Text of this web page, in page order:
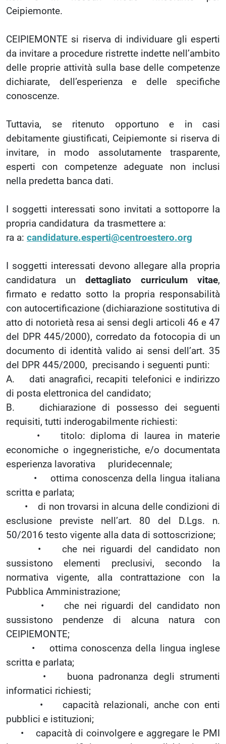
Ceipiemonte.
CEIPIEMONTE si riserva di individuare gli esperti
da invitare a procedure ristrette indette nell’ambito
delle proprie attività sulla base delle competenze
dichiarate, dell’esperienza e delle specifiche
conoscenze.
Tuttavia, se ritenuto opportuno e in casi
debitamente giustificati, Ceipiemonte si riserva di
invitare, in modo assolutamente trasparente,
esperti con competenze adeguate non inclusi
nella predetta banca dati.
I soggetti interessati sono invitati a sottoporre la
propria candidatura da trasmettere a:
ra a: candidature.esperti@centroestero.org
I soggetti interessati devono allegare alla propria
candidatura un dettagliato curriculum vitae,
firmato e redatto sotto la propria responsabilità
con autocertificazione (dichiarazione sostitutiva di
atto di notorietà resa ai sensi degli articoli 46 e 47
del DPR 445/2000), corredato da fotocopia di un
documento di identità valido ai sensi dell’art. 35
del DPR 445/2000, precisando i seguenti punti:
A. dati anagrafici, recapiti telefonici e indirizzo
di posta elettronica del candidato;
B. dichiarazione di possesso dei seguenti
requisiti, tutti inderogabilmente richiesti:
• titolo: diploma di laurea in materie
economiche o ingegneristiche, e/o documentata
esperienza lavorativa pluridecennale;
• ottima conoscenza della lingua italiana
scritta e parlata;
• di non trovarsi in alcuna delle condizioni di
esclusione previste nell’art. 80 del D.Lgs. n.
50/2016 testo vigente alla data di sottoscrizione;
• che nei riguardi del candidato non
sussistono elementi preclusivi, secondo la
normativa vigente, alla contrattazione con la
Pubblica Amministrazione;
• che nei riguardi del candidato non
sussistono pendenze di alcuna natura con
CEIPIEMONTE;
• ottima conoscenza della lingua inglese
scritta e parlata;
• buona padronanza degli strumenti
informatici richiesti;
• capacità relazionali, anche con enti
pubblici e istituzioni;
• capacità di coinvolgere e aggregare le PMI